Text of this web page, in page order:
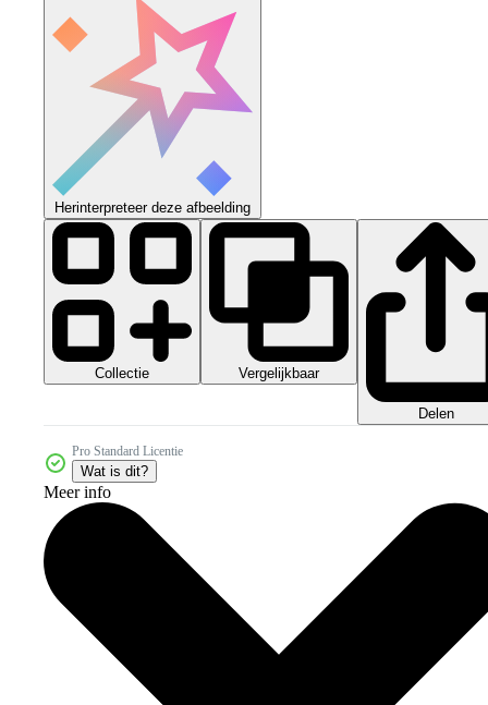
Herinterpreteer deze afbeelding
Collectie Vergelijkbaar
Delen
Pro Standard Licentie
Wat is dit?
Meer info